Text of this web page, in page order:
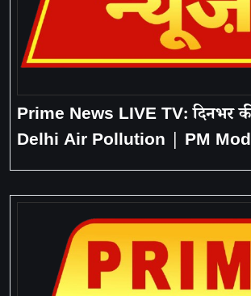
Prime News LIVE TV: दिनभर
Delhi Air Pollution | PM
Bangladesh | Nitish Kumar